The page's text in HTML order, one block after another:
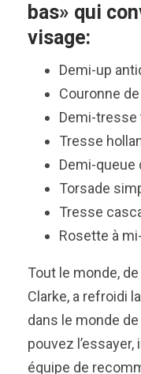
bas» qui
visage:
Demi-up
Couronne
Demi-
Tresse
Demi-queue
Torsade
Tresse
Rosette à
Tout le monde,
Clarke, a refroidi
dans le monde
pouvez
équipe de